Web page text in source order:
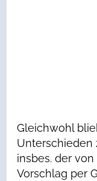
Gleichwohl
Unterschieden
insbes. der
Vorschlag per